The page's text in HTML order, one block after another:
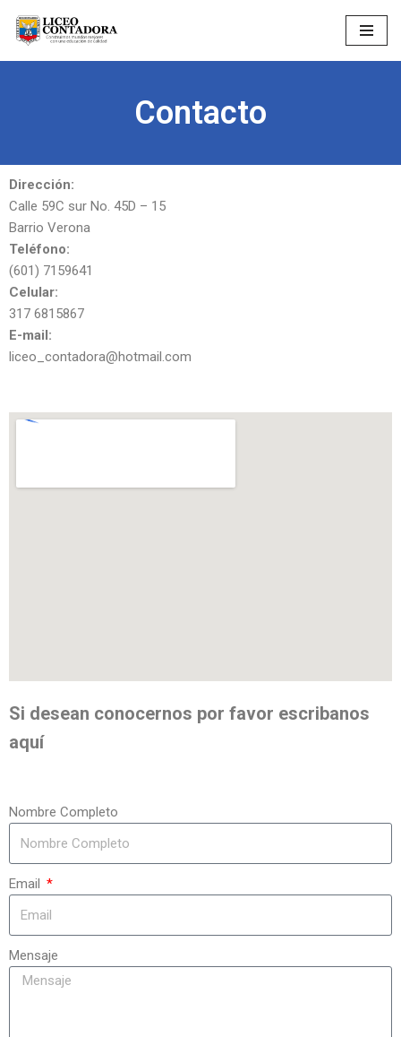
Saltar
Contacto
Dirección:
Calle 59C sur No. 45D – 15
Barrio Verona
Teléfono:
(601) 7159641
Celular:
317 6815867
E-mail:
liceo_contadora@hotmail.com
Si desean conocernos por favor escribanos
aquí
Nombre Completo
Email
Mensaje